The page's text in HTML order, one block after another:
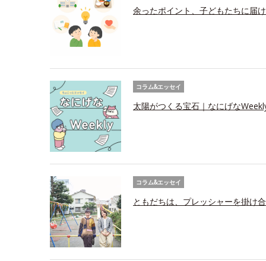
余ったポイント、子どもたちに届
コラム&エッセイ
太陽がつくる宝石｜なにげな
コラム&エッセイ
ともだちは、プレッシャーを掛け